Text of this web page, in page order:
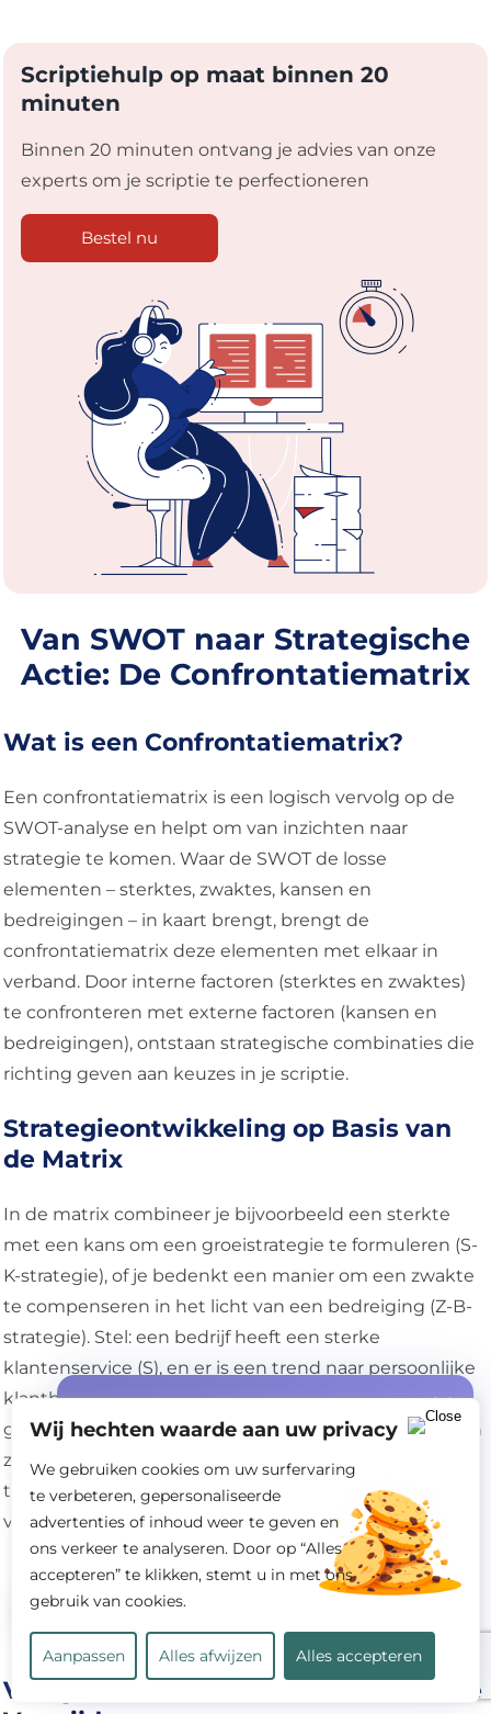
Wij hechten waarde aan uw privacy
We gebruiken cookies om uw surfervaring
te verbeteren, gepersonaliseerde
advertenties of inhoud weer te geven en
ons verkeer te analyseren. Door op “Alles
accepteren” te klikken, stemt u in met ons
gebruik van cookies.
Aanpassen Alles afwijzen Alles accepteren
Scriptiehulp op maat binnen 20
minuten
Binnen 20 minuten ontvang je advies van onze
experts om je scriptie te perfectioneren
Bestel nu
Van SWOT naar Strategische
Actie: De Confrontatiematrix
Wat is een Confrontatiematrix?
Een confrontatiematrix is een logisch vervolg op de
SWOT-analyse en helpt om van inzichten naar
strategie te komen. Waar de SWOT de losse
elementen – sterktes, zwaktes, kansen en
bedreigingen – in kaart brengt, brengt de
confrontatiematrix deze elementen met elkaar in
verband. Door interne factoren (sterktes en zwaktes)
te confronteren met externe factoren (kansen en
bedreigingen), ontstaan strategische combinaties die
richting geven aan keuzes in je scriptie.
Strategieontwikkeling op Basis van
de Matrix
In de matrix combineer je bijvoorbeeld een sterkte
met een kans om een groeistrategie te formuleren (S-
K-strategie), of je bedenkt een manier om een zwakte
te compenseren in het licht van een bedreiging (Z-B-
strategie). Stel: een bedrijf heeft een sterke
klantenservice (S), en er is een trend naar persoonlijke
klantbeleving (K). Dat kan leiden tot een strategie
gericht op premium dienstverlening. Omgekeerd: een
zwakke IT-infrastructuur (Z) gecombineerd met
technologische ontwikkelingen in de branche (B)
vereist actie om achterstand te voorkomen.
Tips voor een Effectieve
SWOT-analyse in je Scriptie
Veelgemaakte Fouten en Hoe Deze te
Speciale aanbieding
op jouw eerste opdracht!
Bereken mijn kosten